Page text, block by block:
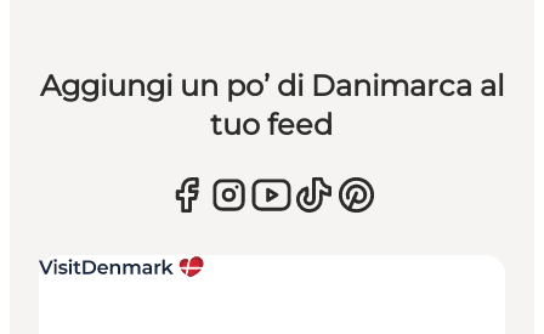
Aggiungi un po’ di Danimarca al
tuo feed